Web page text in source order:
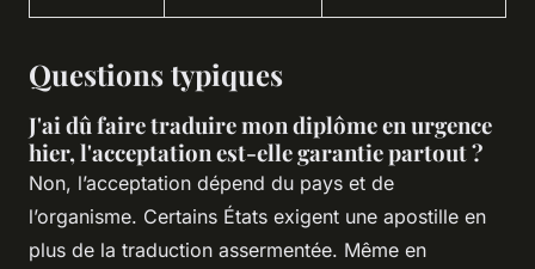
Questions typiques
J'ai dû faire traduire mon diplôme en urgence
hier, l'acceptation est-elle garantie partout ?
Non, l’acceptation dépend du pays et de
l’organisme. Certains États exigent une apostille en
plus de la traduction assermentée. Même en